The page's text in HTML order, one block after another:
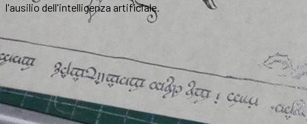
l'ausilio dell'intelligenza artificiale.